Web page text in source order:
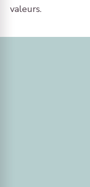
valeurs.